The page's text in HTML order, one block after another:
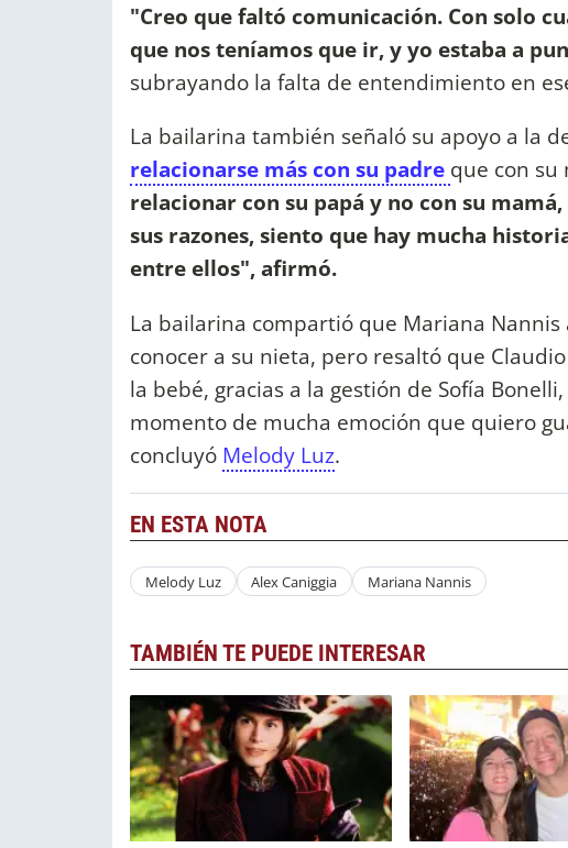
"Creo que faltó comunicación. Con solo
que nos teníamos que ir, y yo estaba a
subrayando la falta de entendimiento en
La bailarina también señaló su apoyo a la
relacionarse más con su padre que con su
relacionar con su papá y no con su
sus razones, siento que hay mucha
entre ellos", afirmó.
La bailarina compartió que Mariana
conocer a su nieta, pero resaltó que
la bebé, gracias a la gestión de Sofía
momento de mucha emoción que quiero
concluyó Melody Luz.
EN ESTA NOTA
Melody Luz Alex Caniggia Mariana Nannis
TAMBIÉN TE PUEDE INTERESAR